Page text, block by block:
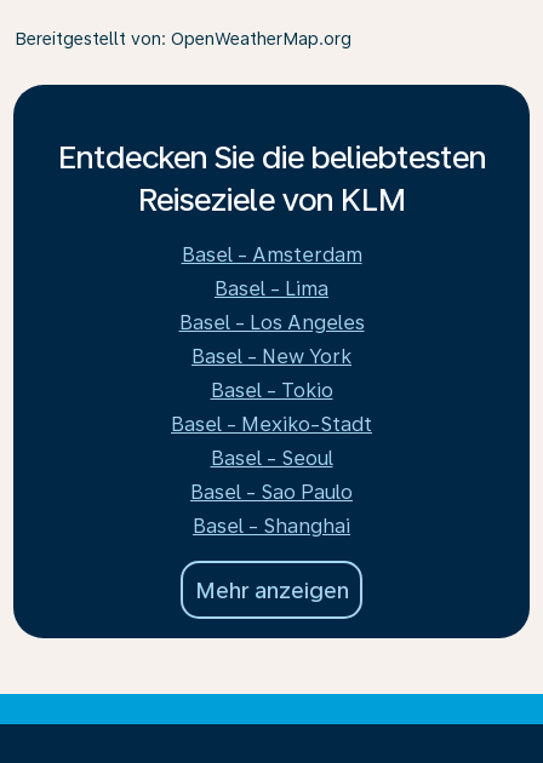
Bereitgestellt von: OpenWeatherMap.org
Entdecken Sie die beliebtesten
Reiseziele von KLM
Basel - Amsterdam
Basel - Lima
Basel - Los Angeles
Basel - New York
Basel - Tokio
Basel - Mexiko-Stadt
Basel - Seoul
Basel - Sao Paulo
Basel - Shanghai
Mehr anzeigen